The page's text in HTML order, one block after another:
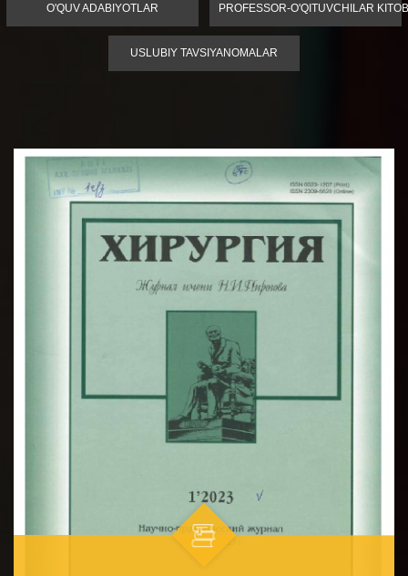
O'QUV ADABIYOTLAR PROFESSOR-O'QITUVCHILAR
USLUBIY TAVSIYANOMALAR